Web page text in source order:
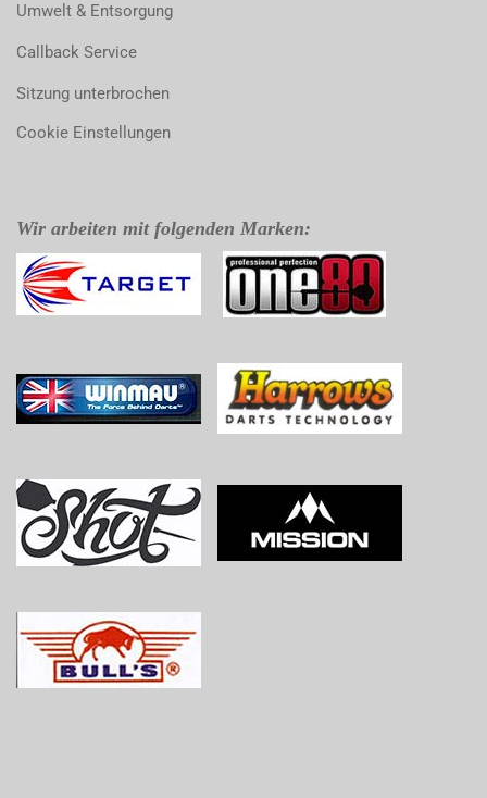
Umwelt & Entsorgung
Callback Service
Sitzung unterbrochen
Cookie Einstellungen
Wir arbeiten mit folgenden Marken: